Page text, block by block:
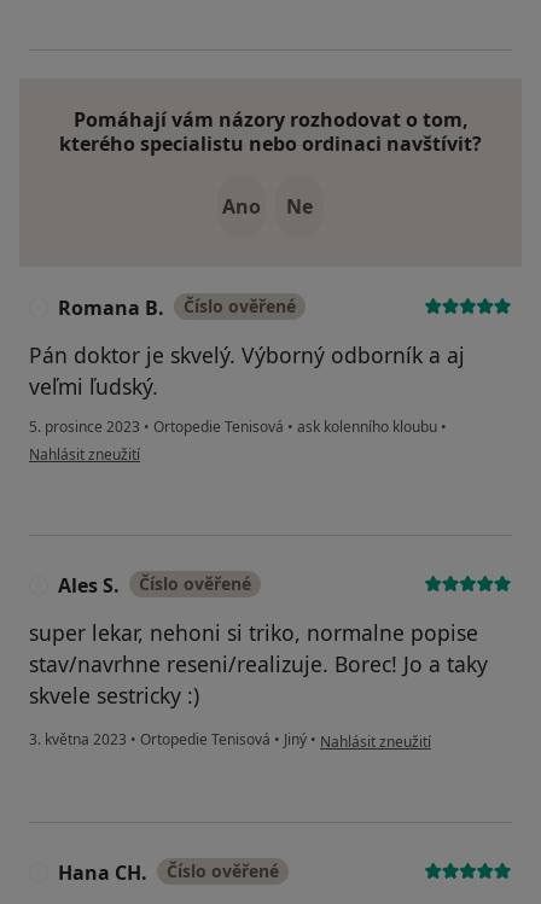
Pomáhají vám názory rozhodovat o tom,
kterého specialistu nebo ordinaci navštívit?
Ano Ne
Romana B. Číslo ověřené
Pán doktor je skvelý. Výborný odborník a aj
veľmi ľudský.
5. prosince 2023 • Ortopedie Tenisová • ask kolenního kloubu •
podle názoru uživatele Romana B.
Nahlásit zneužití
Ales S. Číslo ověřené
super lekar, nehoni si triko, normalne popise
stav/navrhne reseni/realizuje. Borec! Jo a taky
skvele sestricky :)
3. května 2023 • Ortopedie Tenisová • Jiný • podle názoru uživatele Ales S.
Nahlásit zneužití
Hana CH. Číslo ověřené